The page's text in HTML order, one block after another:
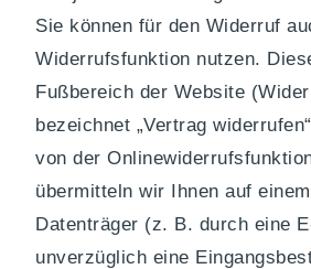
Sie können für den Widerruf
Widerrufsfunktion nutzen.
Fußbereich der Website
bezeichnet „Vertrag
von der
übermitteln wir Ihnen auf
Datenträger (z. B. durch eine
unverzüglich eine